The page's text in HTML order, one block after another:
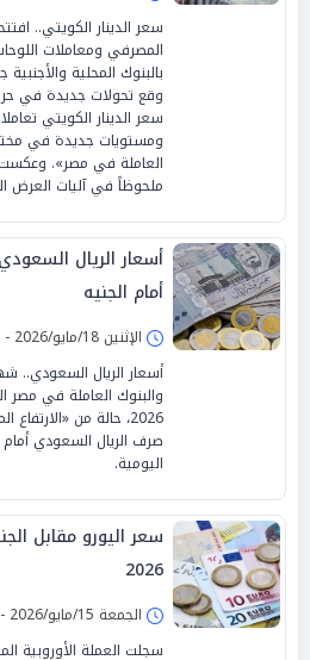
سعر الدينار الكويتي..
المصرفي ومعاملات
بالبنوك المحلية
وقع تحولات جديدة في
سعر الدينار الكويتي
ومستويات جديدة في
العاملة في مصر». وعكست
ملحوظاً في آليات العرض
أمام الجنيه
الإثنين 18/مايو/2026 - 11:30 ص
أسعار الريال السعودي..
2026، حالة من
صرف الريال السعودي أمام
اليومية.
2026
الجمعة 15/مايو/2026 - 11:30 ص
سجلت العملة الأوروبية